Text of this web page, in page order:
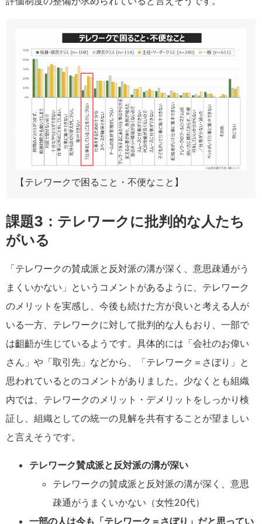
【テレワークで困ること・不便なこと】
課題3：テレワークに批判的な人たち
がいる
「テレワークの賛成派と反対派の溝が深く、意思疎通がう
まくいかない」というコメントがあるように、テレワーク
のメリットを実感し、今後も続けた方が良いと考える人が
いる一方、テレワークに対して批判的な人もおり、一部で
は齟齬が生じているようです。具体的には「会社のお偉い
さん」や「取引先」などから、「テレワーク＝さぼり」と
思われているとのコメントがありました。少なくとも組織
内では、テレワークのメリット・デメリットをしっかり検
証し、組織としての統一の見解を共有することが望ましい
と言えそうです。
テレワーク賛成派と反対派の溝が深い
テレワークの賛成派と反対派の溝が深く、意思
疎通がうまくいかない（女性20代）
一部の人は今も「テレワーク＝さぼり」だと思ってい